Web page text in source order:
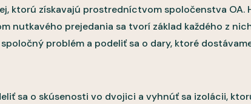
ktorú získavajú prostredníctvom spoločenstva
nutkavého prejedania sa tvorí základ každého z
problém a podeliť sa o dary, ktoré
sa o skúsenosti vo dvojici a vyhnúť sa izolácii,